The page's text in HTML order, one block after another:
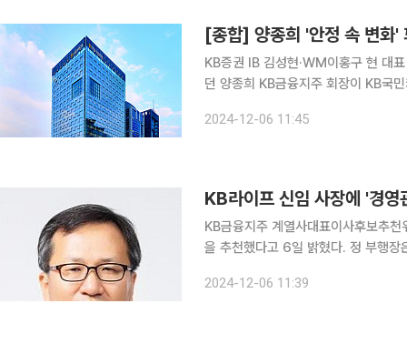
[종합] 양종희 '안정 속 변
KB증권 IB 김성현·WM이홍구 현 대표 재추천 전격적으로 KB국민은행장을 교체
던 양종희 KB금융지주 회장이 KB국
뒀다. KB금융지주는 6일 '계열사대
2024-12-06 11:45
KB라이프 신임 사장에 '경영
KB금융지주 계열사대표이사후보추
을 추천했다고 6일 밝혔다. 정 부행장은 KB금융지주 경영관리부를 거쳐 KB국민은행 재무기획부장,
를 역임한 바 있다. KB금
2024-12-06 11:39